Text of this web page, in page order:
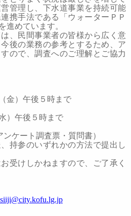
管理し、下水道事業を持続可能
携手法である「ウォーターＰＰ
進めています。
、民間事業者の皆様から広く意
後の業務の参考とするため、ア
ので、調査へのご理解とご協力
金）午後５時まで
）午後５時まで
ケート調査票・ 質問書）
持参のいずれかの方法で提出し
受けしかねますので、ご了承く